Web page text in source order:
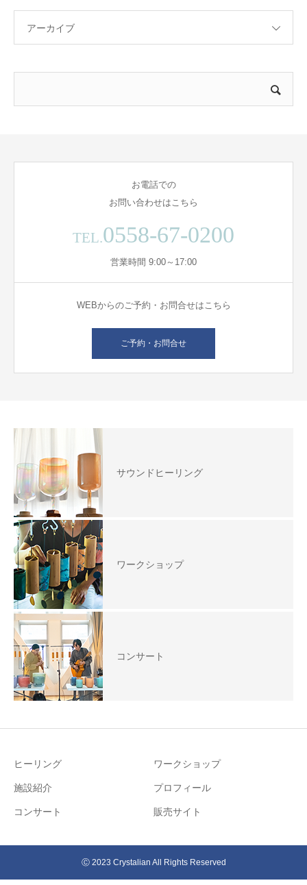
アーカイブ
お電話での
お問い合わせはこちら
TEL.0558-67-0200
営業時間 9:00～17:00
WEBからのご予約・お問合せはこちら
ご予約・お問合せ
サウンドヒーリング
ワークショップ
コンサート
ヒーリング ワークショップ
施設紹介 プロフィール
コンサート 販売サイト
Ⓒ 2023 Crystalian All Rights Reserved